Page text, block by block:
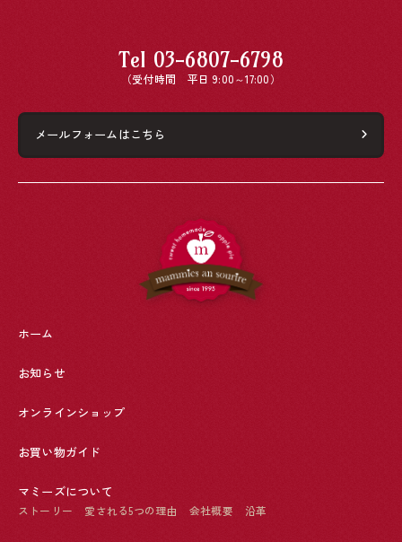
Tel 03-6807-6798
（受付時間 平日 9:00～17:00）
メールフォームはこちら
ホーム
お知らせ
オンラインショップ
お買い物ガイド
マミーズについて
ストーリー 愛される5つの理由 会社概要 沿革